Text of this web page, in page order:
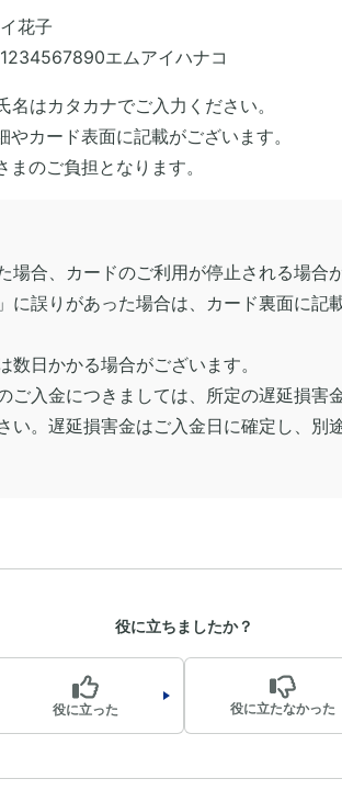
花子
エムアイハナコ
はカタカナでご入力ください。
カード表面に記載がございます。
のご負担となります。
場合、カードのご利用が停止される場合
に誤りがあった場合は、カード裏面に記
数日かかる場合がございます。
ご入金につきましては、所定の遅延損害
い。遅延損害金はご入金日に確定し、別
役に立ちましたか？
役に立った 役に立たなかった